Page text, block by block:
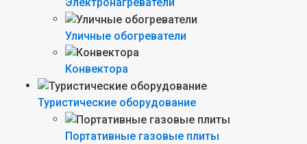
Уличные обогреватели
Конвектора
Туристические оборудование
Портативные газовые плиты